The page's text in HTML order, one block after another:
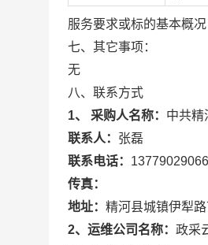
服务要求或标的基本概况
七、其它事项：
无
八、联系方式
1、 采购人名称： 中共精
联系人： 张磊
联系电话： 13779029066
传真：
地址： 精河县城镇伊犁
2、运维公司名称： 政采